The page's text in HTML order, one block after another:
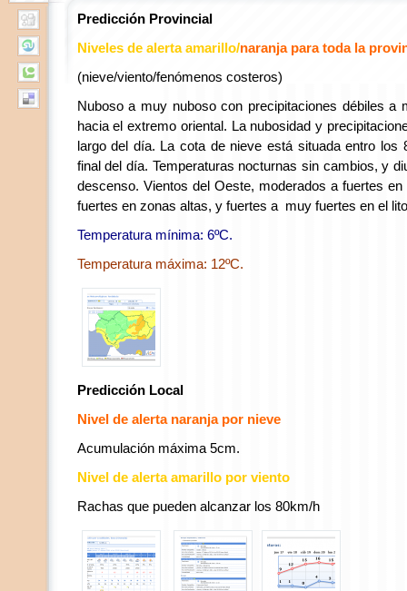
Predicción Provincial
Niveles de alerta amarillo/naranja para toda la
(nieve/viento/fenómenos costeros)
Nuboso a muy nuboso con precipitaciones débiles a
hacia el extremo oriental. La nubosidad y
largo del día. La cota de nieve está situada entro los
final del día. Temperaturas nocturnas sin cambios, y
descenso. Vientos del Oeste, moderados a fuertes
fuertes en zonas altas, y fuertes a muy fuertes en el
Temperatura mínima: 6ºC.
Temperatura máxima: 12ºC.
Predicción Local
Nivel de alerta naranja por nieve
Acumulación máxima 5cm.
Nivel de alerta amarillo por viento
Rachas que pueden alcanzar los 80km/h